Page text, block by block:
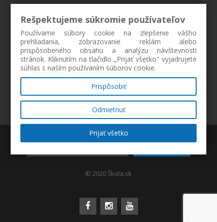
© 2020 Škola.sk
Rešpektujeme súkromie používateľov
Používame súbory cookie na zlepšenie vášho
prehliadania, zobrazovanie reklám alebo
prispôsobeného obsahu a analýzu návštevnosti
stránok. Kliknutím na tlačidlo „Prijať všetko" vyjadrujete
súhlas s naším používaním súborov cookie.
Prispôsobiť
Odmietnuť
Prijať všetko